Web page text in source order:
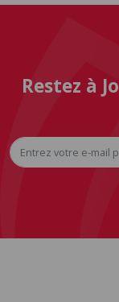
Restez à